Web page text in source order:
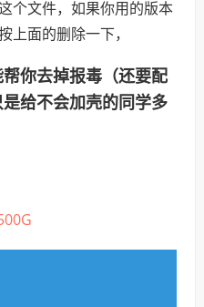
个文件，如果你用的版本
上面的删除一下，
你去掉报毒（还要配
给不会加壳的同学多